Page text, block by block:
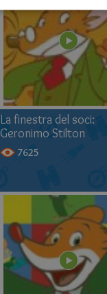
La finestra del soci:
Geronimo Stilton
7625